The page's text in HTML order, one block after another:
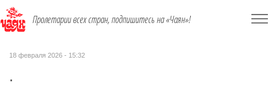
Пролетарии всех стран, подпишитесь на «Чаян»!
18 февраля 2026 - 15:32
.